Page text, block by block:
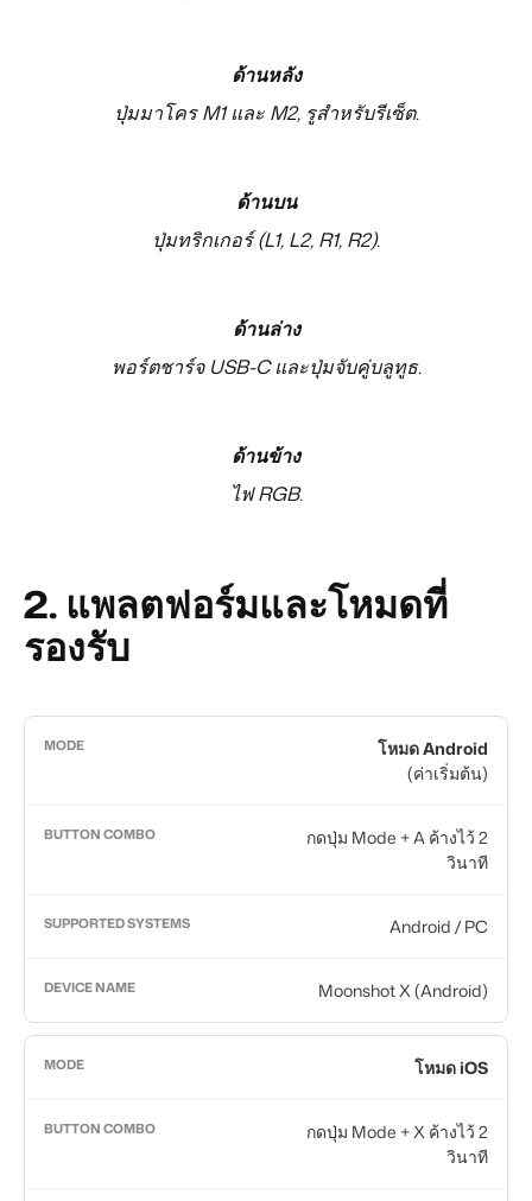
ด้านหลัง
ปุ่มมาโคร M1 และ M2, รูสำหรับรีเซ็ต.
ด้านบน
ปุ่มทริกเกอร์ (L1, L2, R1, R2).
ด้านล่าง
พอร์ตชาร์จ USB-C และปุ่มจับคู่บลูทูธ.
ด้านข้าง
ไฟ RGB.
2. แพลตฟอร์มและโหมดที่
รองรับ
โหมด Android
(ค่าเริ่มต้น)
กดปุ่ม Mode + A ค้างไว้ 2
วินาที
Android / PC
Moonshot X (Android)
โหมด iOS
กดปุ่ม Mode + X ค้างไว้ 2
วินาที